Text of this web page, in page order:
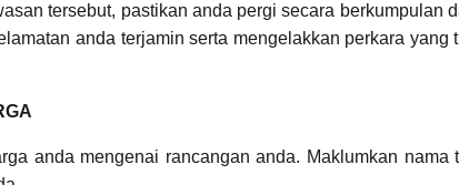
tersebut, pastikan anda pergi secara berkumpulan
anda terjamin serta mengelakkan perkara yang
anda mengenai rancangan anda. Maklumkan nama